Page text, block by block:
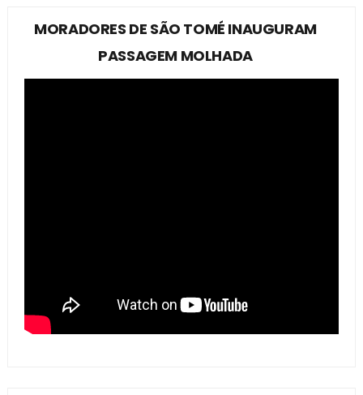
MORADORES DE SÃO TOMÉ INAUGURAM
PASSAGEM MOLHADA